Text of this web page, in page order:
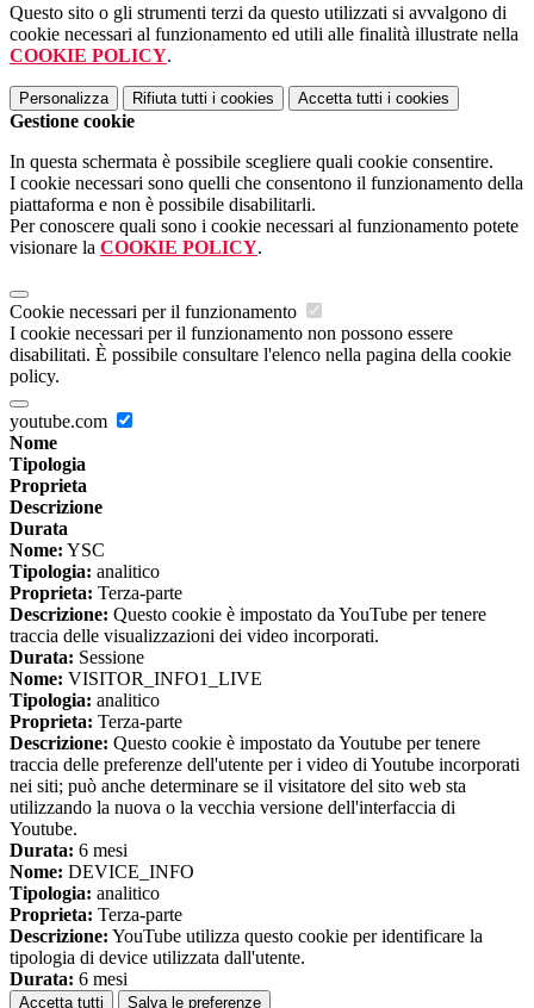
Questo sito o gli strumenti terzi da questo utilizzati si avvalgono di
cookie necessari al funzionamento ed utili alle finalità illustrate nella
COOKIE POLICY.
Personalizza Rifiuta tutti i cookies Accetta tutti i cookies
Gestione cookie
In questa schermata è possibile scegliere quali cookie consentire.
I cookie necessari sono quelli che consentono il funzionamento della
piattaforma e non è possibile disabilitarli.
Per conoscere quali sono i cookie necessari al funzionamento potete
visionare la COOKIE POLICY.
Cookie necessari per il funzionamento
I cookie necessari per il funzionamento non possono essere
disabilitati. È possibile consultare l'elenco nella pagina della cookie
policy.
youtube.com
Nome
Tipologia
Proprieta
Descrizione
Durata
Nome: YSC
Tipologia: analitico
Proprieta: Terza-parte
Descrizione: Questo cookie è impostato da YouTube per tenere
traccia delle visualizzazioni dei video incorporati.
Durata: Sessione
Nome: VISITOR_INFO1_LIVE
Tipologia: analitico
Proprieta: Terza-parte
Descrizione: Questo cookie è impostato da Youtube per tenere
traccia delle preferenze dell'utente per i video di Youtube incorporati
nei siti; può anche determinare se il visitatore del sito web sta
utilizzando la nuova o la vecchia versione dell'interfaccia di
Youtube.
Durata: 6 mesi
Nome: DEVICE_INFO
Tipologia: analitico
Proprieta: Terza-parte
Descrizione: YouTube utilizza questo cookie per identificare la
tipologia di device utilizzata dall'utente.
Durata: 6 mesi
Accetta tutti Salva le preferenze